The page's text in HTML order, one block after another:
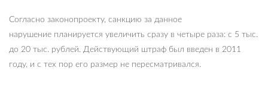
Согласно законопроекту, санкцию за данное
нарушение планируется увеличить сразу в четыре раза: с 5 тыс.
до 20 тыс. рублей. Действующий штраф был введен в 2011
году, и с тех пор его размер не пересматривался.